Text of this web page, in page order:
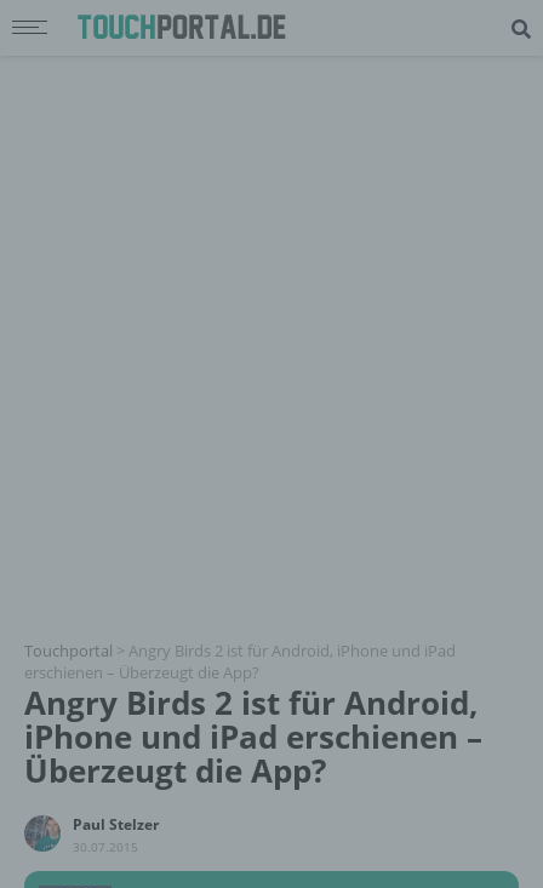
Touchportal > Angry Birds 2 ist für Android, iPhone und iPad
erschienen – Überzeugt die App?
Angry Birds 2 ist für Android,
iPhone und iPad erschienen –
Überzeugt die App?
Paul Stelzer
30.07.2015